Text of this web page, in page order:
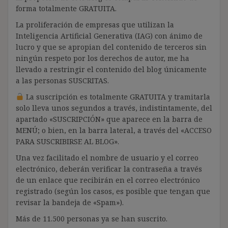
forma totalmente GRATUITA.
La proliferación de empresas que utilizan la
Inteligencia Artificial Generativa (IAG) con ánimo de
lucro y que se apropian del contenido de terceros sin
ningún respeto por los derechos de autor, me ha
llevado a restringir el contenido del blog únicamente
a las personas SUSCRITAS.
La suscripción es totalmente GRATUITA y tramitarla
solo lleva unos segundos a través, indistintamente, del
apartado «SUSCRIPCIÓN» que aparece en la barra de
MENÚ; o bien, en la barra lateral, a través del «ACCESO
PARA SUSCRIBIRSE AL BLOG».
Una vez facilitado el nombre de usuario y el correo
electrónico, deberán verificar la contraseña a través
de un enlace que recibirán en el correo electrónico
registrado (según los casos, es posible que tengan que
revisar la bandeja de «Spam»).
Más de 11.500 personas ya se han suscrito.